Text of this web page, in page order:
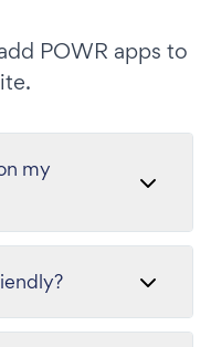
POWR apps to
my